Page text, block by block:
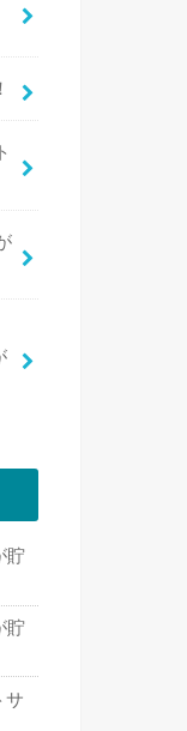
貯
貯
サ